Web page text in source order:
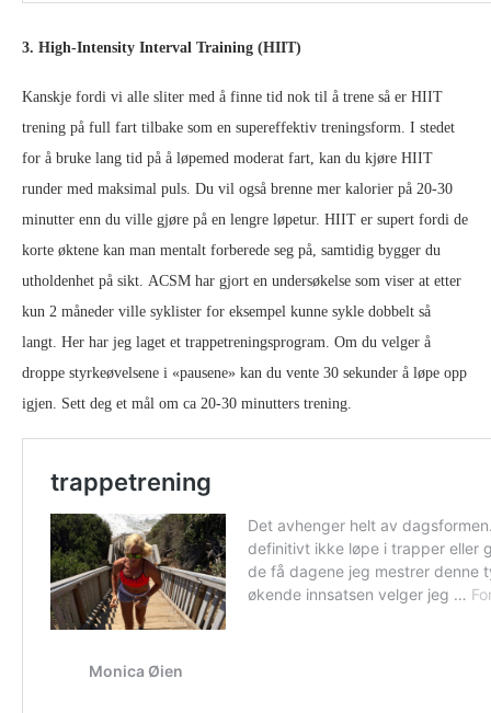
3. High-Intensity Interval Training (HIIT)
Kanskje fordi vi alle sliter med å finne tid nok til å trene så er HIIT
trening på full fart tilbake som en supereffektiv treningsform. I stedet
for å bruke lang tid på å løpemed moderat fart, kan du kjøre HIIT
runder med maksimal puls. Du vil også brenne mer kalorier på 20-30
minutter enn du ville gjøre på en lengre løpetur. HIIT er supert fordi de
korte øktene kan man mentalt forberede seg på, samtidig bygger du
utholdenhet på sikt. ACSM har gjort en undersøkelse som viser at etter
kun 2 måneder ville syklister for eksempel kunne sykle dobbelt så
langt. Her har jeg laget et trappetreningsprogram. Om du velger å
droppe styrkeøvelsene i «pausene» kan du vente 30 sekunder å løpe opp
igjen. Sett deg et mål om ca 20-30 minutters trening.